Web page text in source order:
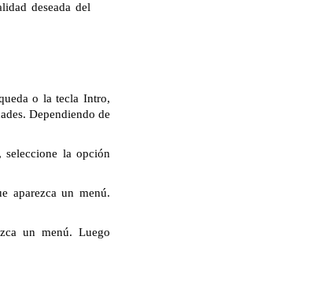
deseada del
o la tecla Intro,
Dependiendo de
la opción
aparezca un menú.
un menú. Luego